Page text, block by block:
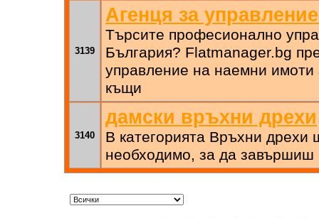
3139
Агенця за
Търсите професионално
България? Flatmanager.bg
управление на наемни имоти
къщи
3140
дамски връхни дрехи
В категорията Връхни дрехи
необходимо, за да завършиш